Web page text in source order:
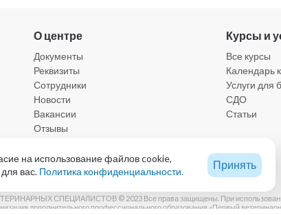
О центре
Документы
Реквизиты
Сотрудники
Новости
Вакансии
Отзывы
Курсы и
Все курсы
Календарь
Услуги для
СДО
Статьи
СПЕЦИАЛИСТОВ © 2023 Все права защищены. При
дополнительного профессионального образования «Первый
на использование файлов cookie,
вас. Политика конфиденциальности.
Принять